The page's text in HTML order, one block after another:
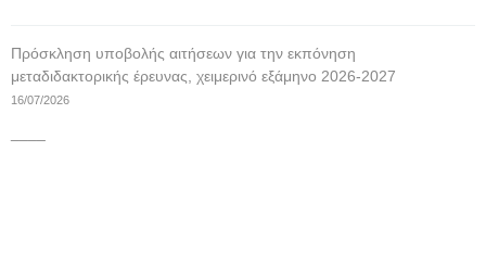
Πρόσκληση υποβολής αιτήσεων για την εκπόνηση
μεταδιδακτορικής έρευνας, χειμερινό εξάμηνο 2026-2027
16/07/2026